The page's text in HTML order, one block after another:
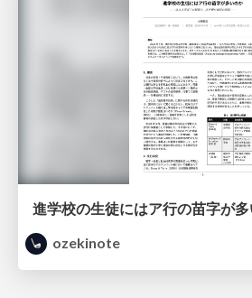
進学校の生徒にはア行の苗字が
ozekinote